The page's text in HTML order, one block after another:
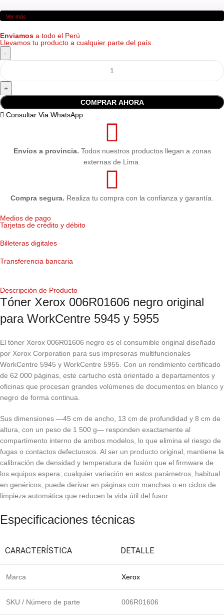
Ver más
Enviamos a todo el Perú
Llevamos tu producto a cualquier parte del país
COMPRAR AHORA
Consultar Via WhatsApp
Envíos a provincia. Todos nuestros productos llegan a zonas
externas de Lima.
Compra segura. Realiza tu compra con la confianza y garantía.
Medios de pago
Tarjetas de crédito y débito
Billeteras digitales
Transferencia bancaria
Descripción de Producto
Tóner Xerox 006R01606 negro original
para WorkCentre 5945 y 5955
El tóner Xerox 006R01606 negro es el consumible original diseñado
por Xerox Corporation para sus impresoras multifuncionales
WorkCentre 5945 y WorkCentre 5955. Con un rendimiento certificado
de 62 000 páginas, este cartucho está orientado a departamentos y
oficinas que procesan grandes volúmenes de documentos en blanco y
negro de forma continua.
Sus dimensiones —45 cm de ancho, 13 cm de profundidad y 8 cm de
altura, con un peso de 1 500 g— responden exactamente al
compartimento interno de ambos modelos, lo que elimina el riesgo de
fugas o contactos defectuosos. Al ser un producto original, mantiene la
calibración de densidad y temperatura de fusión que el firmware de
los equipos espera; cualquier variación en estos parámetros, habitual
en genéricos, puede derivar en páginas con manchas o en ciclos de
limpieza automática que reducen la vida útil del fusor.
Especificaciones técnicas
CARACTERÍSTICA DETALLE
Marca Xerox
SKU / Número de parte 006R01606